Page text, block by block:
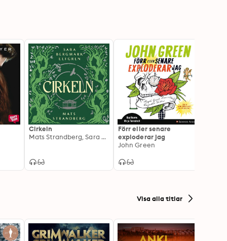
Cirkeln
Mats Strandberg, Sara Bergmark Elfgren
Förr eller senare
exploderar jag
John Green
Visa alla titlar